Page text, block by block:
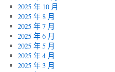
2025 年 10 月
2025 年 8 月
2025 年 7 月
2025 年 6 月
2025 年 5 月
2025 年 4 月
2025 年 3 月